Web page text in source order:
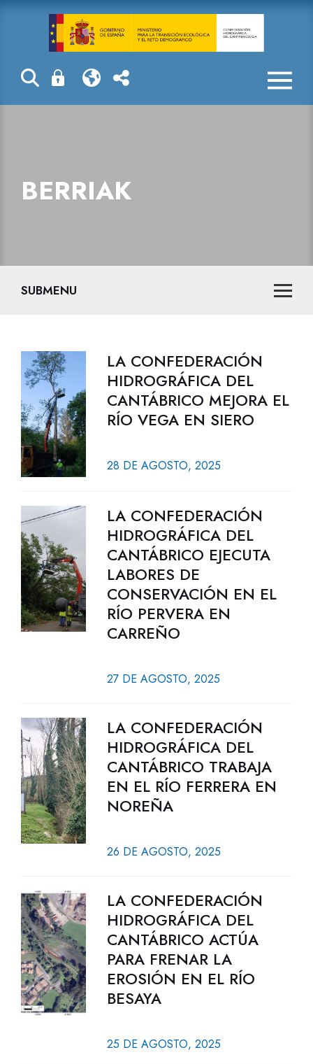
Berriak
BERRIAK
SUBMENU
LA CONFEDERACIÓN
HIDROGRÁFICA DEL
CANTÁBRICO MEJORA EL
RÍO VEGA EN SIERO
28 DE AGOSTO, 2025
LA CONFEDERACIÓN
HIDROGRÁFICA DEL
CANTÁBRICO EJECUTA
LABORES DE
CONSERVACIÓN EN EL
RÍO PERVERA EN
CARREÑO
27 DE AGOSTO, 2025
LA CONFEDERACIÓN
HIDROGRÁFICA DEL
CANTÁBRICO TRABAJA
EN EL RÍO FERRERA EN
NOREÑA
26 DE AGOSTO, 2025
LA CONFEDERACIÓN
HIDROGRÁFICA DEL
CANTÁBRICO ACTÚA
PARA FRENAR LA
EROSIÓN EN EL RÍO
BESAYA
25 DE AGOSTO, 2025